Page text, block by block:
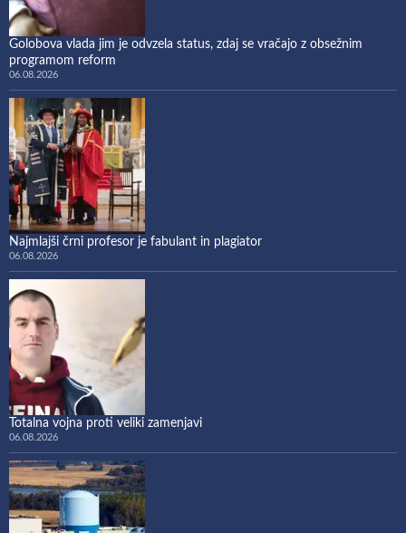
Golobova vlada jim je odvzela status, zdaj se vračajo z obsežnim
programom reform
06.08.2026
Najmlajši črni profesor je fabulant in plagiator
06.08.2026
Totalna vojna proti veliki zamenjavi
06.08.2026